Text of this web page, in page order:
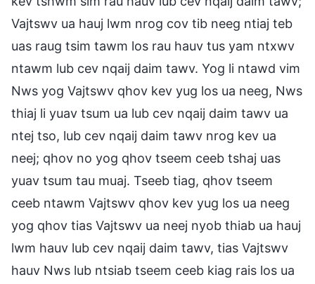
Vajtswv ua hauj lwm nrog cov tib neeg ntiaj teb
uas raug tsim tawm los rau hauv tus yam ntxwv
ntawm lub cev nqaij daim tawv. Yog li ntawd vim
Nws yog Vajtswv qhov kev yug los ua neeg, Nws
thiaj li yuav tsum ua lub cev nqaij daim tawv ua
ntej tso, lub cev nqaij daim tawv nrog kev ua
neej; qhov no yog qhov tseem ceeb tshaj uas
yuav tsum tau muaj. Tseeb tiag, qhov tseem
ceeb ntawm Vajtswv qhov kev yug los ua neeg
yog qhov tias Vajtswv ua neej nyob thiab ua hauj
lwm hauv lub cev nqaij daim tawv, tias Vajtswv
hauv Nws lub ntsiab tseem ceeb kiag rais los ua